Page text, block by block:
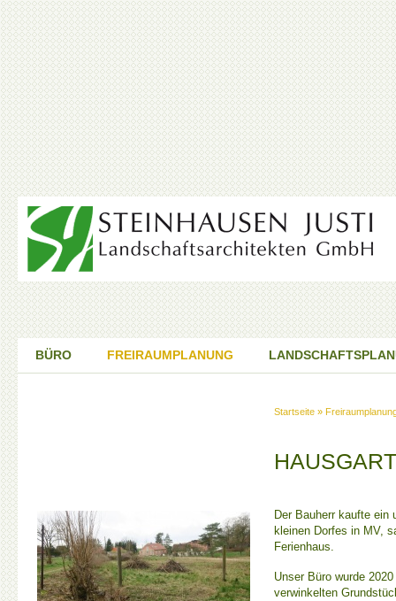
BÜRO FREIRAUMPLANUNG
Startseite »
Der Bauherr kaufte ein
kleinen Dorfes in MV,
Ferienhaus.
Unser Büro wurde
verwinkelten